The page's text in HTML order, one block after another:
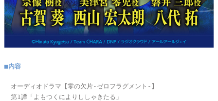
■内容
オーディオドラマ【零の欠片-ゼロフラグメント-】
第1譚「よもつくによりししゃきたる」